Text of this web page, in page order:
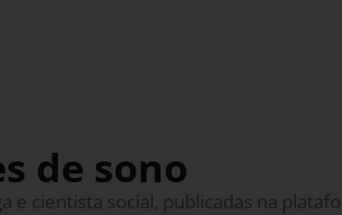
de sono
e cientista social, publicadas na